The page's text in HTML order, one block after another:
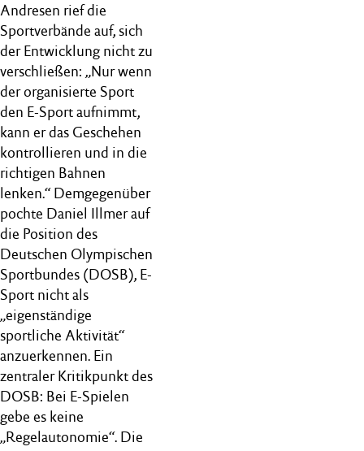
Andresen rief die
Sportverbände auf, sich
der Entwicklung nicht zu
verschließen: „Nur wenn
der organisierte Sport
den E-Sport aufnimmt,
kann er das Geschehen
kontrollieren und in die
richtigen Bahnen
lenken.“ Demgegenüber
pochte Daniel Illmer auf
die Position des
Deutschen Olympischen
Sportbundes (DOSB), E-
Sport nicht als
„eigenständige
sportliche Aktivität“
anzuerkennen. Ein
zentraler Kritikpunkt des
DOSB: Bei E-Spielen
gebe es keine
„Regelautonomie“. Die